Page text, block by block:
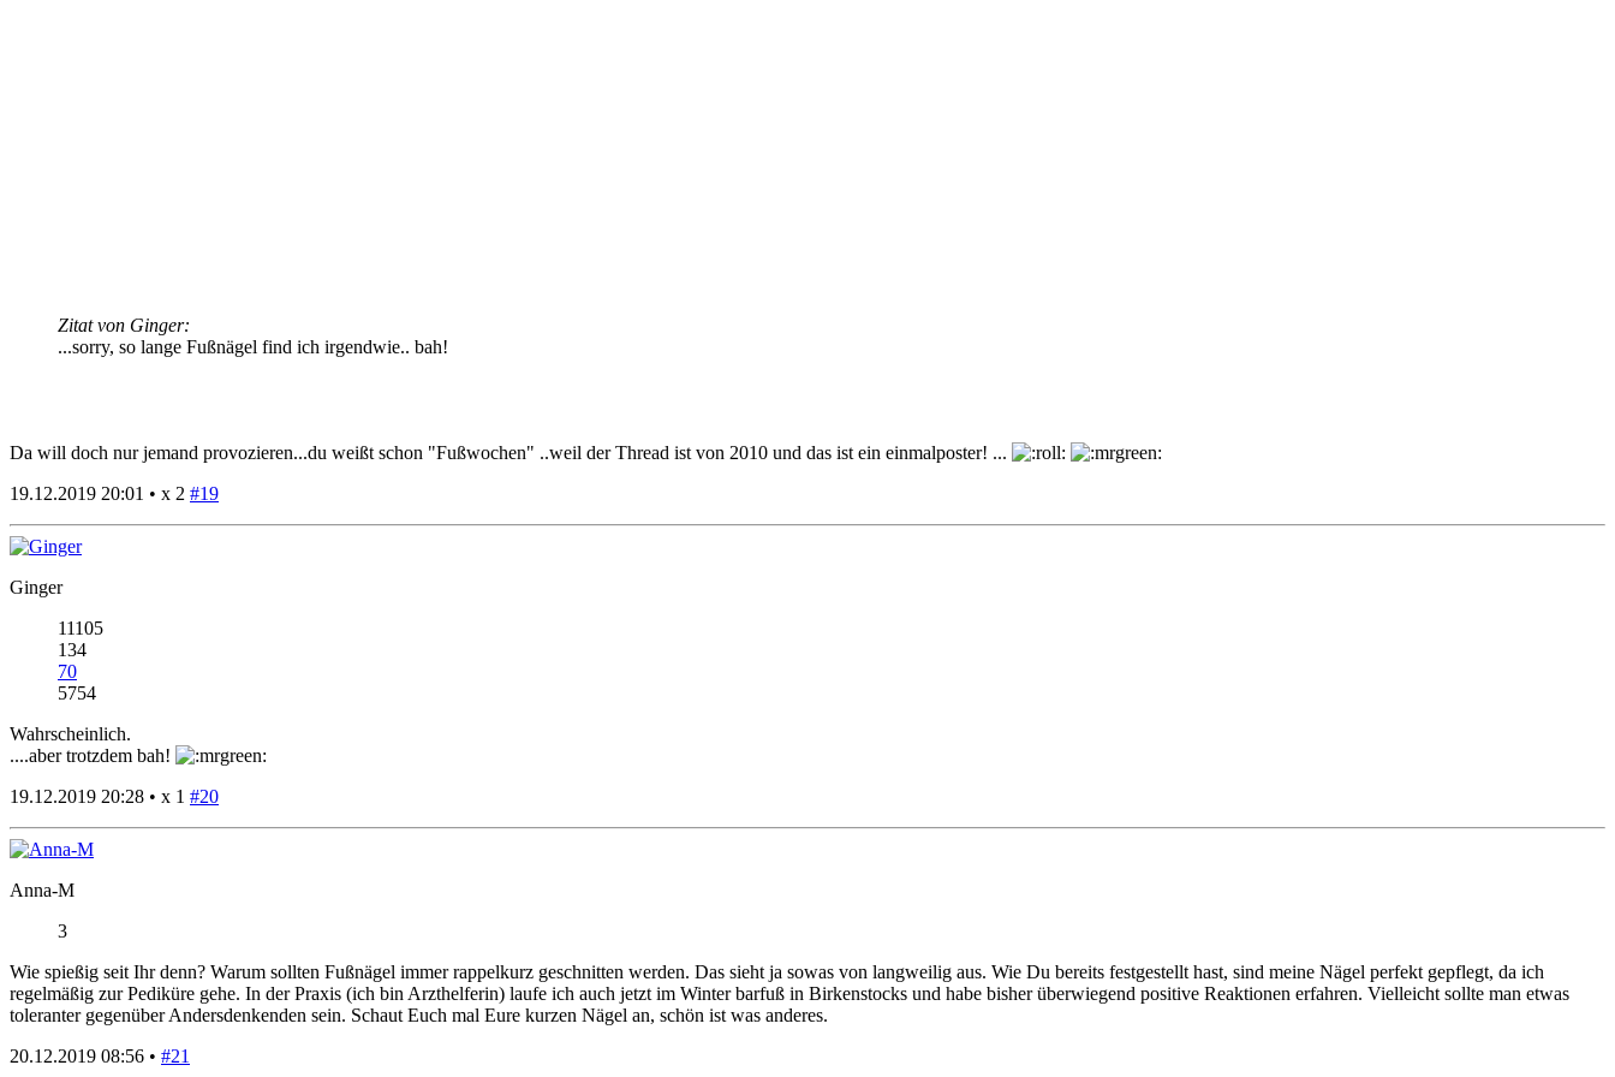
Zitat von Ginger:
...sorry, so lange Fußnägel find ich irgendwie.. bah!
Da will doch nur jemand provozieren...du weißt schon "Fußwochen" ..weil der Thread ist von 2010 und das ist ein einmalposter! ...
19.12.2019 20:01 • x 2 #19
Ginger
11105
134
70
5754
Wahrscheinlich.
....aber trotzdem bah!
19.12.2019 20:28 • x 1 #20
Anna-M
3
Wie spießig seit Ihr denn? Warum sollten Fußnägel immer rappelkurz geschnitten werden. Das sieht ja sowas von langweilig aus. Wie Du bereits festgestellt hast, sind meine Nägel perfekt gepflegt, da ich
regelmäßig zur Pediküre gehe. In der Praxis (ich bin Arzthelferin) laufe ich auch jetzt im Winter barfuß in Birkenstocks und habe bisher überwiegend positive Reaktionen erfahren. Vielleicht sollte man etwas
toleranter gegenüber Andersdenkenden sein. Schaut Euch mal Eure kurzen Nägel an, schön ist was anderes.
20.12.2019 08:56 • #21